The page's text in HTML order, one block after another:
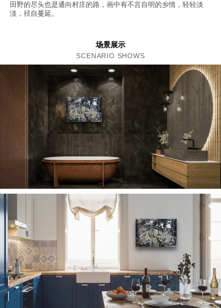
田野的尽头也是通向村庄的路，画中有不言自明的乡情，轻轻淡
淡，径自蔓延。
场景展示
SCENARIO SHOWS